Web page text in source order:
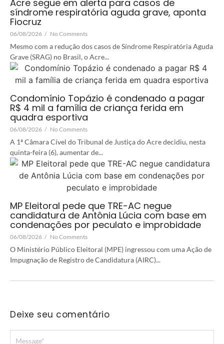
Acre segue em alerta para casos de
síndrome respiratória aguda grave, aponta
Fiocruz
06/08/2026 / No Comments
Mesmo com a redução dos casos de Síndrome Respiratória Aguda
Grave (SRAG) no Brasil, o Acre...
Condomínio Topázio é condenado a pagar
R$ 4 mil a família de criança ferida em
quadra esportiva
06/08/2026 / No Comments
A 1ª Câmara Cível do Tribunal de Justiça do Acre decidiu, nesta
quinta-feira (6), aumentar de...
MP Eleitoral pede que TRE-AC negue
candidatura de Antônia Lúcia com base em
condenações por peculato e improbidade
06/08/2026 / No Comments
O Ministério Público Eleitoral (MPE) ingressou com uma Ação de
Impugnação de Registro de Candidatura (AIRC)...
Deixe seu comentário